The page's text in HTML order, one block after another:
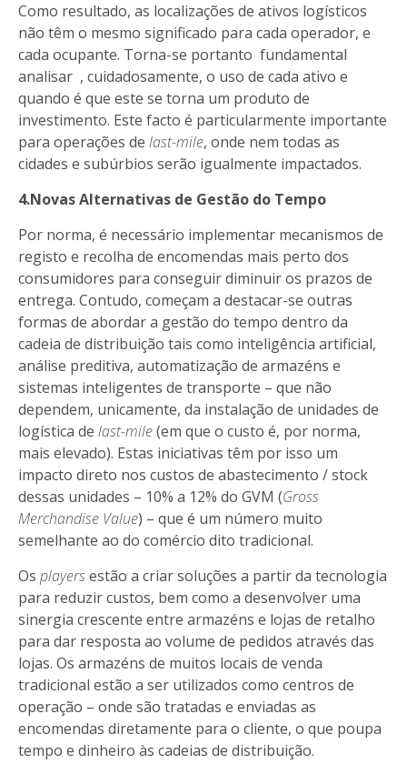
Como resultado, as localizações de ativos logísticos
não têm o mesmo significado para cada operador, e
cada ocupante. Torna-se portanto fundamental
analisar , cuidadosamente, o uso de cada ativo e
quando é que este se torna um produto de
investimento. Este facto é particularmente importante
para operações de last-mile, onde nem todas as
cidades e subúrbios serão igualmente impactados.
4.Novas Alternativas de Gestão do Tempo
Por norma, é necessário implementar mecanismos de
registo e recolha de encomendas mais perto dos
consumidores para conseguir diminuir os prazos de
entrega. Contudo, começam a destacar-se outras
formas de abordar a gestão do tempo dentro da
cadeia de distribuição tais como inteligência artificial,
análise preditiva, automatização de armazéns e
sistemas inteligentes de transporte – que não
dependem, unicamente, da instalação de unidades de
logística de last-mile(em que o custo é, por norma,
mais elevado). Estas iniciativas têm por isso um
impacto direto nos custos de abastecimento / stock
dessas unidades – 10% a 12% do GVM (Gross
Merchandise Value) – que é um número muito
semelhante ao do comércio dito tradicional.
Os playersestão a criar soluções a partir da tecnologia
para reduzir custos, bem como a desenvolver uma
sinergia crescente entre armazéns e lojas de retalho
para dar resposta ao volume de pedidos através das
lojas. Os armazéns de muitos locais de venda
tradicional estão a ser utilizados como centros de
operação – onde são tratadas e enviadas as
encomendas diretamente para o cliente, o que poupa
tempo e dinheiro às cadeias de distribuição.